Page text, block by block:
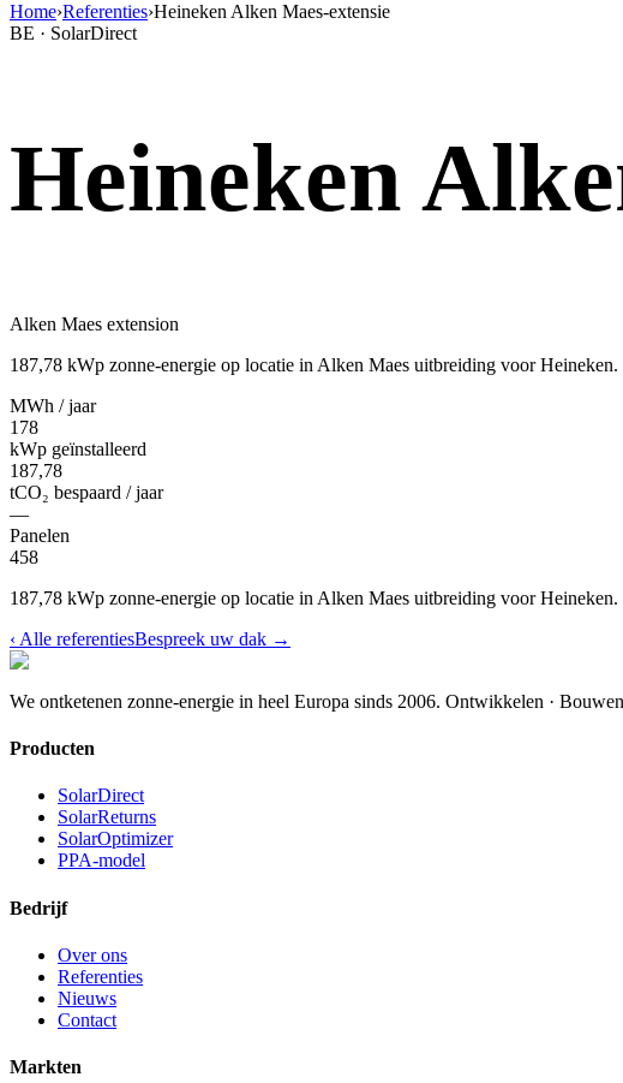
Home›Referenties›Heineken Alken Maes-extensie
BE · SolarDirect
Heineken
Alken Maes extension
187,78 kWp zonne-energie op locatie in Alken Maes uitbreiding voor
MWh / jaar
178
kWp geïnstalleerd
187,78
tCO₂ bespaard / jaar
—
Panelen
458
187,78 kWp zonne-energie op locatie in Alken Maes uitbreiding voor
‹ Alle referentiesBespreek uw dak →
We ontketenen zonne-energie in heel Europa sinds 2006. Ontwikkelen ·
Producten
SolarDirect
SolarReturns
SolarOptimizer
PPA-model
Bedrijf
Over ons
Referenties
Nieuws
Contact
Markten